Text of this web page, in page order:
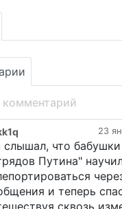
комментарий
23
слышал, что
Путина"
и теперь
сквозь